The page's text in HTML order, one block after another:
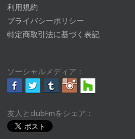
利用規約
プライバシーポリシー
特定商取引法に基づく表記
ソーシャルメディア：
友人とclubFmをシェア：